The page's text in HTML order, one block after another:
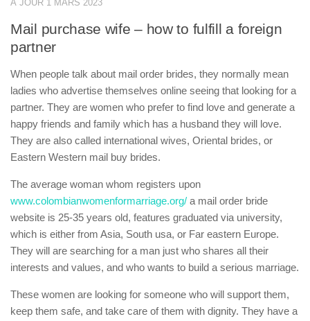
À JOUR 1 MARS 2023
Mail purchase wife – how to fulfill a foreign
partner
When people talk about mail order brides, they normally mean
ladies who advertise themselves online seeing that looking for a
partner. They are women who prefer to find love and generate a
happy friends and family which has a husband they will love.
They are also called international wives, Oriental brides, or
Eastern Western mail buy brides.
The average woman whom registers upon
www.colombianwomenformarriage.org/ a mail order bride
website is 25-35 years old, features graduated via university,
which is either from Asia, South usa, or Far eastern Europe.
They will are searching for a man just who shares all their
interests and values, and who wants to build a serious marriage.
These women are looking for someone who will support them,
keep them safe, and take care of them with dignity. They have a